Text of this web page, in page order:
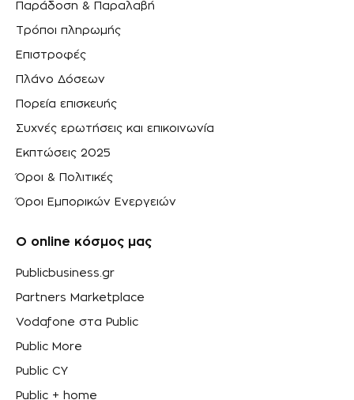
Παράδοση & Παραλαβή
Τρόποι πληρωμής
Επιστροφές
Πλάνο Δόσεων
Πορεία επισκευής
Συχνές ερωτήσεις και επικοινωνία
Εκπτώσεις 2025
Όροι & Πολιτικές
Όροι Εμπορικών Ενεργειών
Ο online κόσμος μας
Publicbusiness.gr
Partners Marketplace
Vodafone στα Public
Public More
Public CY
Public + home